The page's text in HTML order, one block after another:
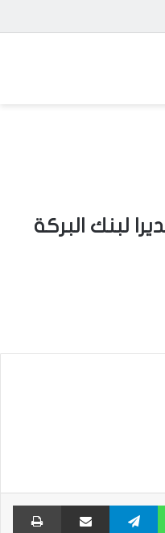
لبنك البركة
واتساب تيلقرام مشاركة عبر البريد